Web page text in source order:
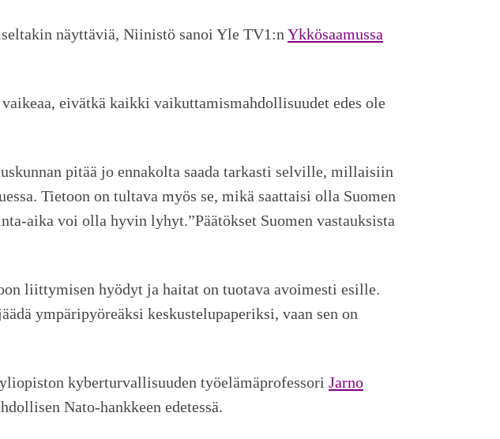
näyttäviä, Niinistö sanoi Yle TV1:n Ykkösaamussa
eivätkä kaikki vaikuttamismahdollisuudet edes ole
pitää jo ennakolta saada tarkasti selville, millaisiin
Tietoon on tultava myös se, mikä saattaisi olla Suomen
aika voi olla hyvin lyhyt.”Päätökset Suomen vastauksista
liittymisen hyödyt ja haitat on tuotava avoimesti esille.
ympäripyöreäksi keskustelupaperiksi, vaan sen on
kyberturvallisuuden työelämäprofessori Jarno
Nato-hankkeen edetessä.